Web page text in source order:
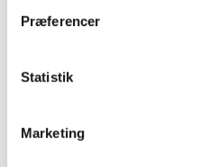
Præferencer
Statistik
Marketing
En personlig
kommer
Den samme